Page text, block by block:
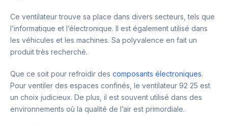
Ce ventilateur trouve sa place dans divers secteurs, tels que
l’informatique et l’électronique. Il est également utilisé dans
les véhicules et les machines. Sa polyvalence en fait un
produit très recherché.
Que ce soit pour refroidir des composants électroniques.
Pour ventiler des espaces confinés, le ventilateur 92 25 est
un choix judicieux. De plus, il est souvent utilisé dans des
environnements où la qualité de l’air est primordiale.